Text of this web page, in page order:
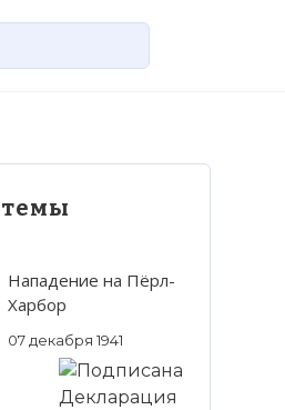
Нападение на Пёрл-
Харбор
07 декабря 1941